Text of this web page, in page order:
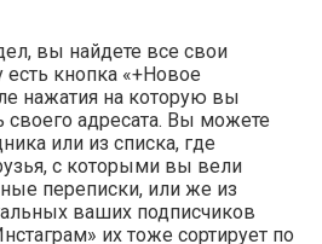
вы найдете все свои
есть кнопка «+Новое
нажатия на которую вы
адресата. Вы можете
или из списка, где
с которыми вы вели
переписки, или же из
ваших подписчиков
их тоже сортирует по